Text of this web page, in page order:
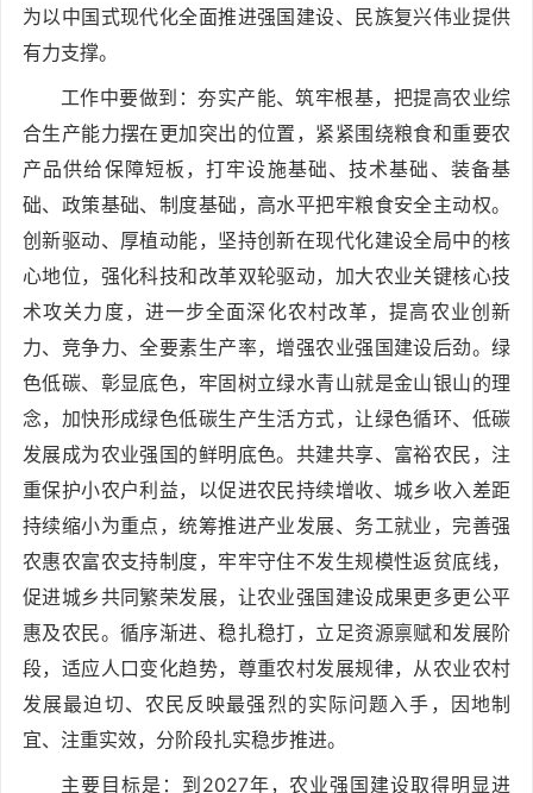
为以中国式现代化全面推进强国建设、民族复兴伟业提供
有力支撑。
工作中要做到：夯实产能、筑牢根基，把提高农业综
合生产能力摆在更加突出的位置，紧紧围绕粮食和重要农
产品供给保障短板，打牢设施基础、技术基础、装备基
础、政策基础、制度基础，高水平把牢粮食安全主动权。
创新驱动、厚植动能，坚持创新在现代化建设全局中的核
心地位，强化科技和改革双轮驱动，加大农业关键核心技
术攻关力度，进一步全面深化农村改革，提高农业创新
力、竞争力、全要素生产率，增强农业强国建设后劲。绿
色低碳、彰显底色，牢固树立绿水青山就是金山银山的理
念，加快形成绿色低碳生产生活方式，让绿色循环、低碳
发展成为农业强国的鲜明底色。共建共享、富裕农民，注
重保护小农户利益，以促进农民持续增收、城乡收入差距
持续缩小为重点，统筹推进产业发展、务工就业，完善强
农惠农富农支持制度，牢牢守住不发生规模性返贫底线，
促进城乡共同繁荣发展，让农业强国建设成果更多更公平
惠及农民。循序渐进、稳扎稳打，立足资源禀赋和发展阶
段，适应人口变化趋势，尊重农村发展规律，从农业农村
发展最迫切、农民反映最强烈的实际问题入手，因地制
宜、注重实效，分阶段扎实稳步推进。
主要目标是：到2027年，农业强国建设取得明显进